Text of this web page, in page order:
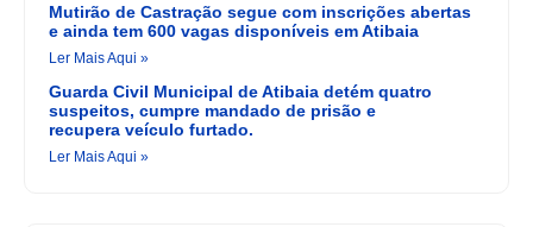
Mutirão de Castração segue com inscrições abertas
e ainda tem 600 vagas disponíveis em Atibaia
Ler Mais Aqui »
Guarda Civil Municipal de Atibaia detém quatro
suspeitos, cumpre mandado de prisão e
recupera veículo furtado.
Ler Mais Aqui »